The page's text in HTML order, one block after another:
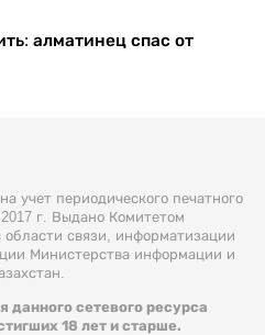
алматинец спас от
учет периодического печатного
г. Выдано Комитетом
области связи, информатизации
Министерства информации и
сетевого ресурса
18 лет и старше.